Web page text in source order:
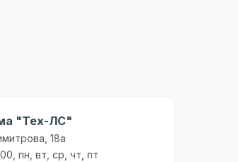
"Тех-ЛС"
18а
пн, вт, ср, чт, пт